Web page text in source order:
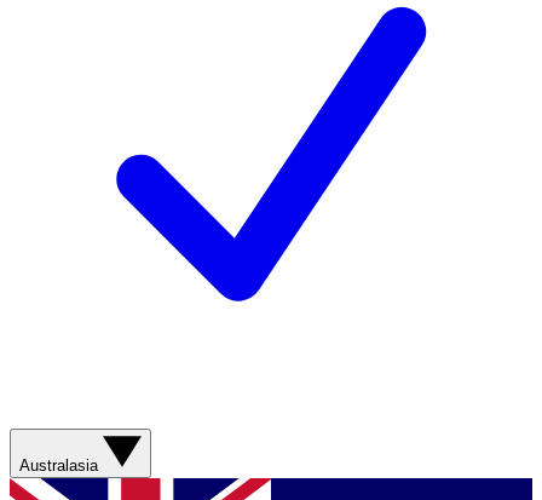
Australasia